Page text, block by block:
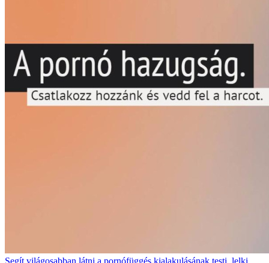
Segít világosabban látni a pornófüggés kialakulásának testi, lelki,